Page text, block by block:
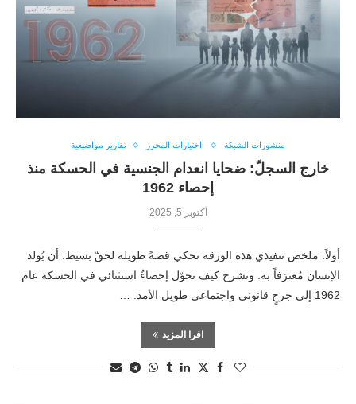
منشورات الشبكة اختيارات المحرر تقارير مواضيعية
خارج السجلّ: ضحايا انعدام الجنسية في الحسكة منذ
إحصاء 1962
أكتوبر 5, 2025
أولاً: ملخص تنفيذي هذه الورقة تحكي قصةً طويلة لحقّ بسيط: أن يُولد
الإنسان مُعترَفاً به. وتشرح كيف تحوّل إحصاءٌ استثنائي في الحسكة عام
1962 إلى جرحٍ قانوني واجتماعي طويل الأمد. …
اقرا المزيد